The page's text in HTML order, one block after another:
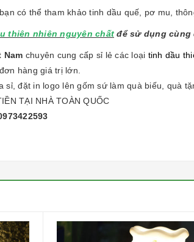
có thể tham khảo tinh dầu quế, pơ mu,
thiên nhiên nguyên chất để sử dụng cùng
Nam chuyên cung cấp sỉ lẻ các loại tinh dầu
hàng giá trị lớn.
sỉ, đặt in logo lên gốm sứ làm quà biếu, quà
TẠI NHÀ TOÀN QUỐC